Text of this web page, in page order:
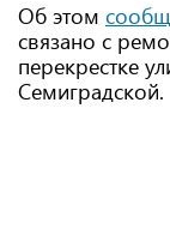
Об этом
связано с
перекрестке
Семиградской.